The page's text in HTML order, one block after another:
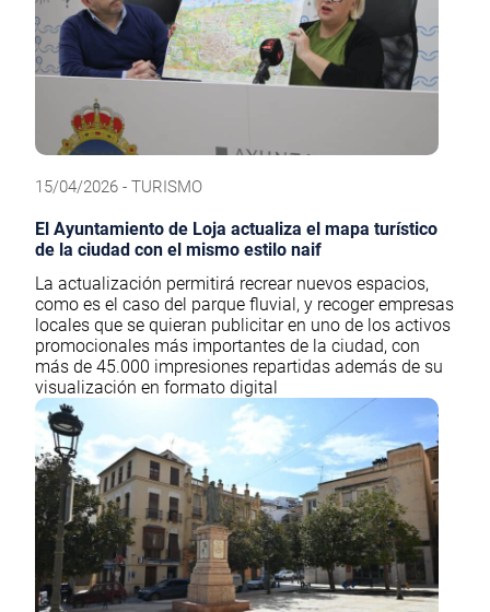
15/04/2026 - TURISMO
El Ayuntamiento de Loja actualiza el mapa turístico
de la ciudad con el mismo estilo naif
La actualización permitirá recrear nuevos espacios,
como es el caso del parque fluvial, y recoger empresas
locales que se quieran publicitar en uno de los activos
promocionales más importantes de la ciudad, con
más de 45.000 impresiones repartidas además de su
visualización en formato digital